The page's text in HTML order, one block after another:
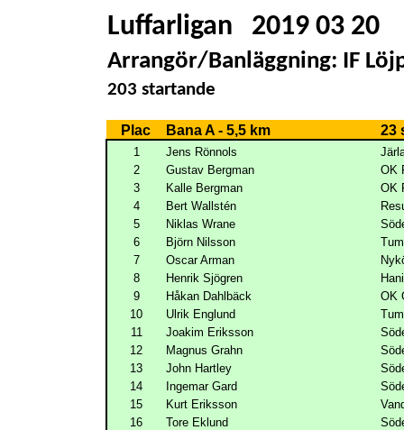
Luffarligan 2019 03 20
Arrangör/Banläggning: IF
203 startande
Plac Bana A - 5,5 km 23
1 Jens Rönnols
2
Gustav Bergman
OK
3
Kalle Bergman
OK
4
Bert Wallstén
5
Niklas Wrane
6
Björn Nilsson
7
Oscar Arman
8
Henrik Sjögren
9
Håkan Dahlbäck
OK
10
Ulrik Englund
11
Joakim Eriksson
12
Magnus Grahn
13
John Hartley
14
Ingemar Gard
15
Kurt Eriksson
16
Tore Eklund